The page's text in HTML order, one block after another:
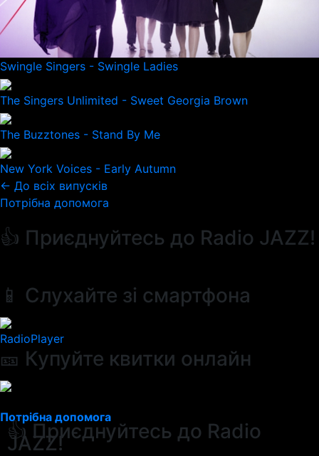
Swingle Singers - Swingle Ladies
The Singers Unlimited - Sweet Georgia Brown
The Buzztones - Stand By Me
New York Voices - Early Autumn
← До всіх випусків
Потрібна допомога
👍 Приєднуйтесь до Radio JAZZ!
📱 Слухайте зі смартфона
RadioPlayer
🎫 Купуйте квитки онлайн
Потрібна допомога
👍 Приєднуйтесь до Radio
JAZZ!